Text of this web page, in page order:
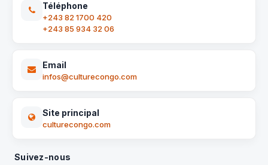
Téléphone
+243 82 1700 420
+243 85 934 32 06
Email
infos@culturecongo.com
Site principal
culturecongo.com
Suivez-nous